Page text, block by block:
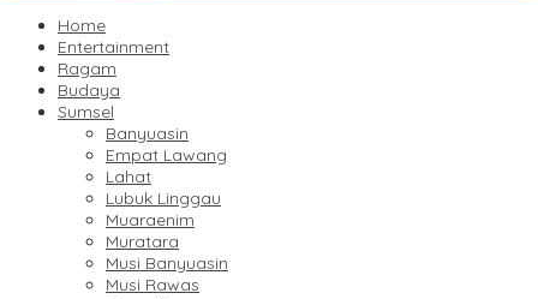
Home
Entertainment
Ragam
Budaya
Sumsel
Banyuasin
Empat Lawang
Lahat
Lubuk Linggau
Muaraenim
Muratara
Musi Banyuasin
Musi Rawas